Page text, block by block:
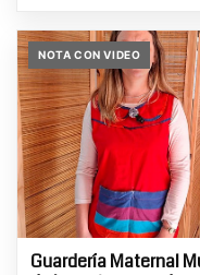
NOTA CON VIDEO
Guardería Maternal